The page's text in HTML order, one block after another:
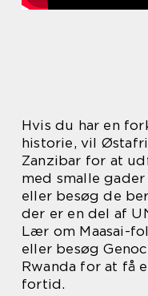
Hvis du har en
historie, vil
Zanzibar for at
med smalle
eller besøg de
der er en del af
Lær om Maasai-
eller besøg
Rwanda for at få
fortid.